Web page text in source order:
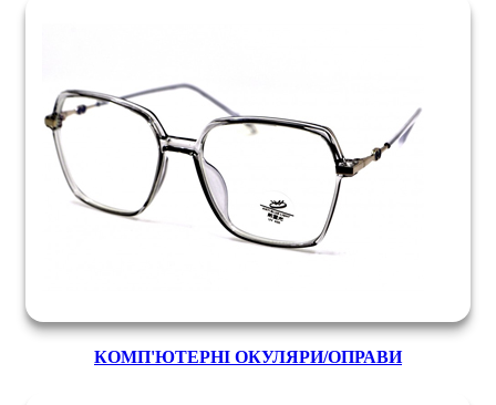
КОМП'ЮТЕРНІ ОКУЛЯРИ/ОПРАВИ